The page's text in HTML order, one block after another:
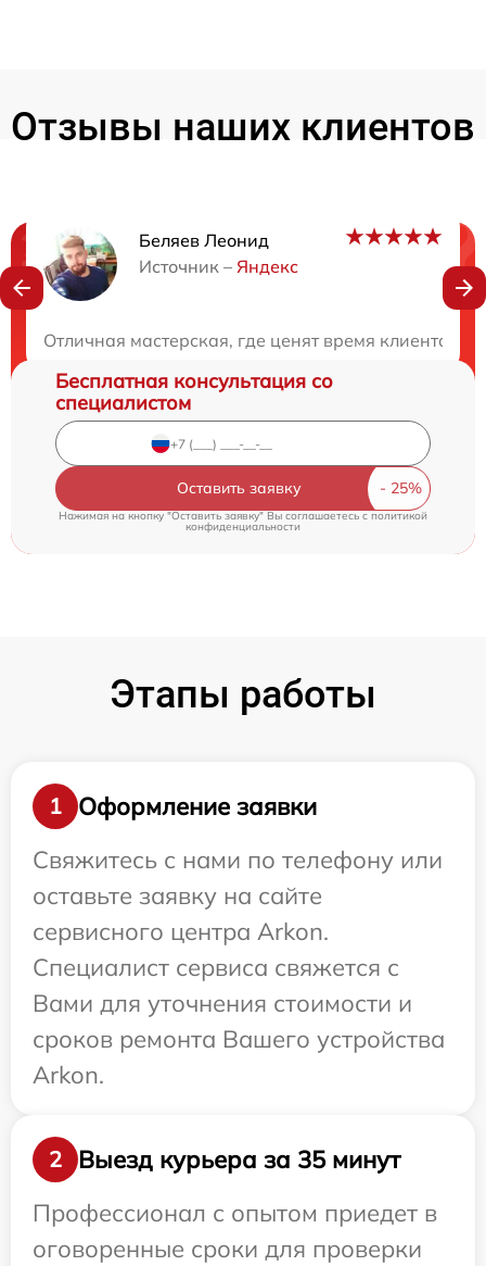
Отзывы наших клиентов
Беляев Леонид
Источник – Яндекс
Отличная мастерская, где ценят время клиента.
Нужна консультация?
Бесплатная консультация со
специалистом
Оставить заявку
Нажимая на кнопку "Оставить заявку" Вы соглашаетесь c политикой
конфиденциальности
Этапы работы
1
Оформление заявки
Свяжитесь с нами по телефону или
оставьте заявку на сайте
сервисного центра Arkon.
Специалист сервиса свяжется с
Вами для уточнения стоимости и
сроков ремонта Вашего устройства
Arkon.
2
Выезд курьера за 35 минут
Профессионал с опытом приедет в
оговоренные сроки для проверки